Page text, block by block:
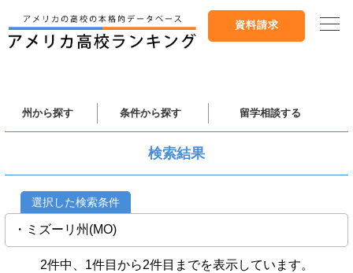
資料請求
州から探す 条件から探す 留学相談する
検索結果
選択した検索条件
・ミズーリ州(MO)
2件中、1件目から2件目までを表示しています。